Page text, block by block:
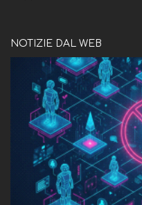
NOTIZIE DAL WEB